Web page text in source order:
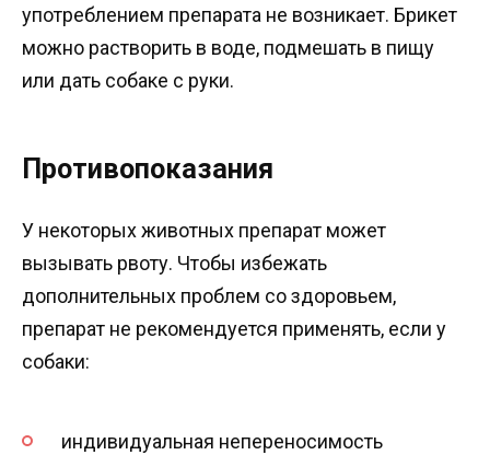
употреблением препарата не возникает. Брикет
можно растворить в воде, подмешать в пищу
или дать собаке с руки.
Противопоказания
У некоторых животных препарат может
вызывать рвоту. Чтобы избежать
дополнительных проблем со здоровьем,
препарат не рекомендуется применять, если у
собаки:
индивидуальная непереносимость